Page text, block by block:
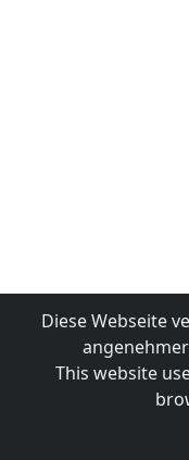
Diese Webseite
This website